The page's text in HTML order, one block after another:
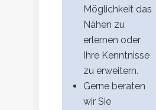
Möglichkeit das
Nähen zu
erlernen oder
Ihre Kenntnisse
zu erweitern.
Gerne beraten
wir Sie